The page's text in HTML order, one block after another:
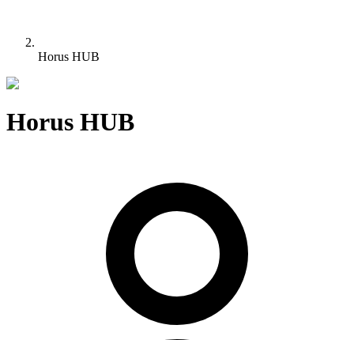
Horus HUB
Horus HUB